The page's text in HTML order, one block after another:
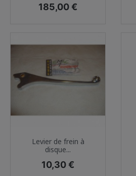
Prix
185,00 €
Levier de frein à
disque...
Prix
10,30 €